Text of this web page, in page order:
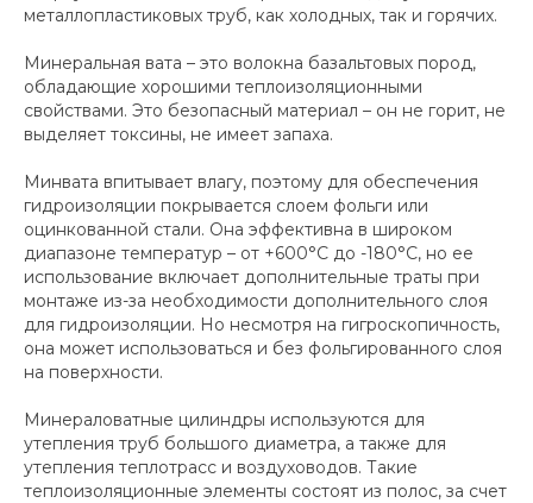
металлопластиковых труб, как холодных, так и горячих.
Минеральная вата – это волокна базальтовых пород,
обладающие хорошими теплоизоляционными
свойствами. Это безопасный материал – он не горит, не
выделяет токсины, не имеет запаха.
Минвата впитывает влагу, поэтому для обеспечения
гидроизоляции покрывается слоем фольги или
оцинкованной стали. Она эффективна в широком
диапазоне температур – от +600°С до -180°С, но ее
использование включает дополнительные траты при
монтаже из-за необходимости дополнительного слоя
для гидроизоляции. Но несмотря на гигроскопичность,
она может использоваться и без фольгированного слоя
на поверхности.
Минераловатные цилиндры используются для
утепления труб большого диаметра, а также для
утепления теплотрасс и воздуховодов. Такие
теплоизоляционные элементы состоят из полос, за счет